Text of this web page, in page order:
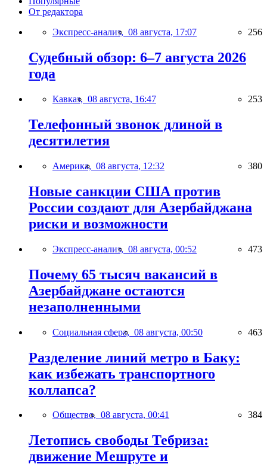
От редактора
Экспресс-анализ, 08 августа, 17:07 256
Судебный обзор: 6–7 августа 2026
года
Кавказ, 08 августа, 16:47 253
Телефонный звонок длиной в
десятилетия
Америка, 08 августа, 12:32 380
Новые санкции США против
России создают для Азербайджана
риски и возможности
Экспресс-анализ, 08 августа, 00:52 473
Почему 65 тысяч вакансий в
Азербайджане остаются
незаполненными
Социальная сфера, 08 августа, 00:50 463
Разделение линий метро в Баку:
как избежать транспортного
коллапса?
Общество, 08 августа, 00:41 384
Летопись свободы Тебриза:
движение Мешруте и